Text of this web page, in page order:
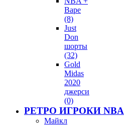
Bape
(8)
Just
Don
шорты
(32)
Gold
Midas
2020
джерси
(0)
РЕТРО ИГРОКИ NBA
Майкл